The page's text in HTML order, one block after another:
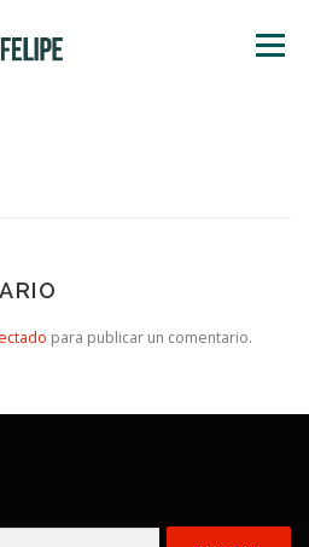
Menú
para publicar un comentario.